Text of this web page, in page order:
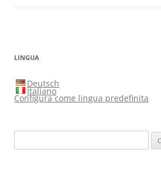
LINGUA
Deutsch
Italiano
Configura come lingua predefinita
per: